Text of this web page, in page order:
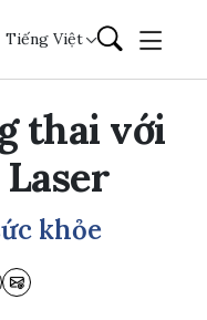
Tiếng Việt
thai với
khỏe